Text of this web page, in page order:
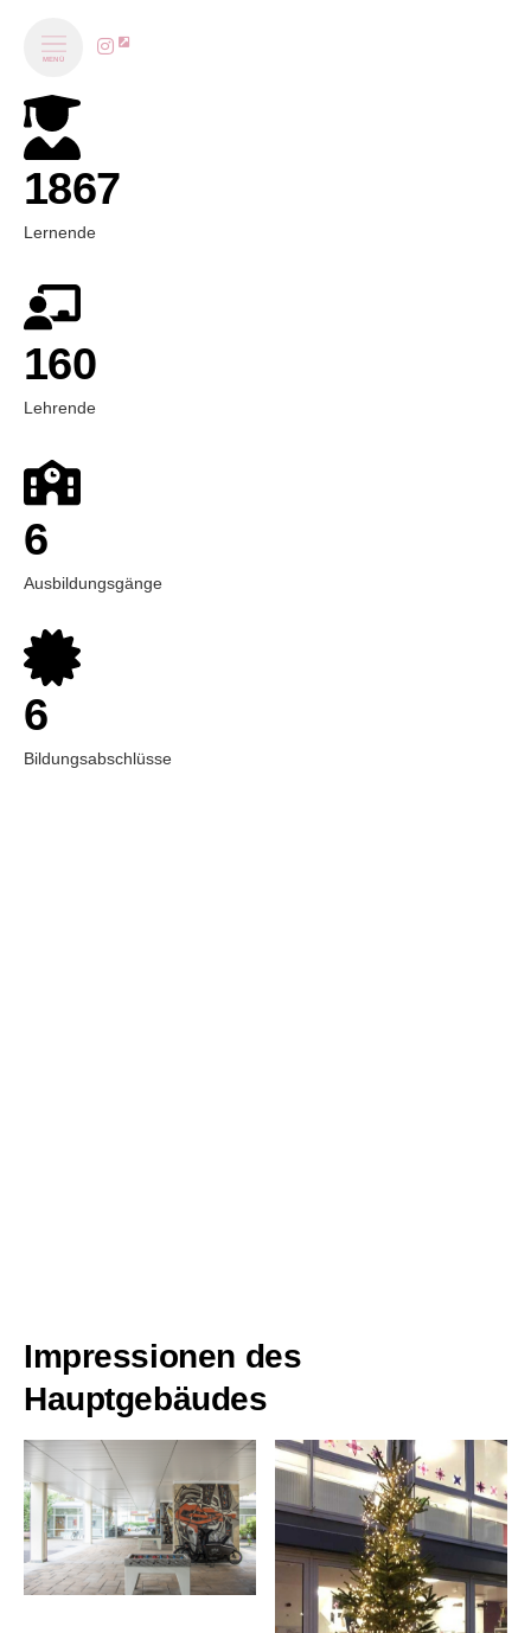
MENÜ
1867
Lernende
160
Lehrende
6
Ausbildungsgänge
6
Bildungsabschlüsse
Impressionen des
Hauptgebäudes